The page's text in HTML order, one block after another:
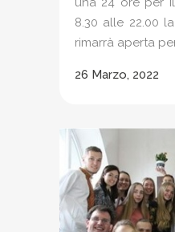
8.30 alle 22.00
rimarrà aperta
26 Marzo, 2022